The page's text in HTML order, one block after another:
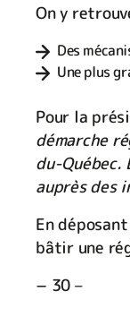
On y
Des
Une plus
Pour la
démarche
du-Québec.
auprès des
En
bâtir une
− 30 –